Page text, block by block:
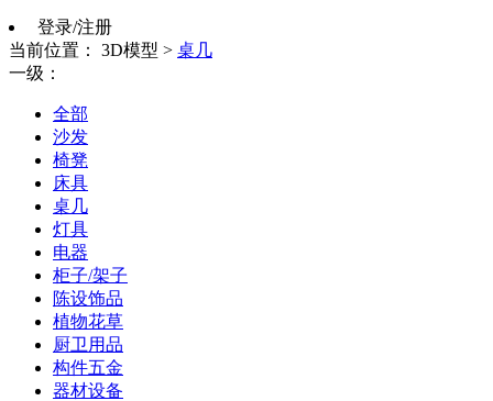
登录/注册
当前位置：
3D模型 > 桌几
一级：
全部
沙发
椅凳
床具
桌几
灯具
电器
柜子/架子
陈设饰品
植物花草
厨卫用品
构件五金
器材设备